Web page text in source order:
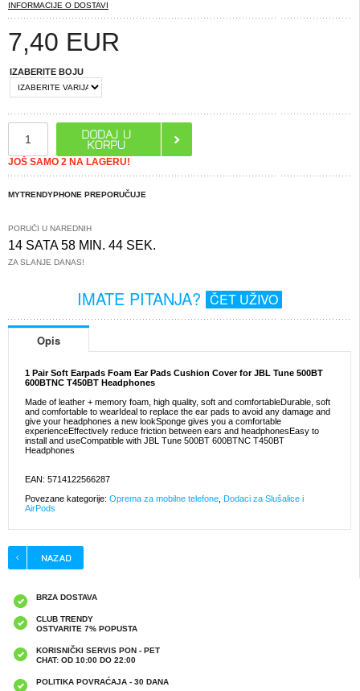
INFORMACIJE O DOSTAVI
7,40 EUR
IZABERITE BOJU
JOŠ SAMO 2 NA LAGERU!
MYTRENDYPHONE PREPORUČUJE
PORUČI U NAREDNIH
14 SATA 58 MIN. 44 SEK.
ZA SLANJE DANAS!
IMATE PITANJA? ČET UŽIVO
Opis
1 Pair Soft Earpads Foam Ear Pads Cushion Cover for JBL Tune 500BT
600BTNC T450BT Headphones
Made of leather + memory foam, high quality, soft and comfortableDurable, soft
and comfortable to wearIdeal to replace the ear pads to avoid any damage and
give your headphones a new lookSponge gives you a comfortable
experienceEffectively reduce friction between ears and headphonesEasy to
install and useCompatible with JBL Tune 500BT 600BTNC T450BT
Headphones
EAN: 5714122566287
Povezane kategorije: Oprema za mobilne telefone
Dodaci za Slušalice i
AirPods
BRZA DOSTAVA
CLUB TRENDY
OSTVARITE 7% POPUSTA
KORISNIČKI SERVIS PON - PET
CHAT: OD 10:00 DO 22:00
POLITIKA POVRAĆAJA - 30 DANA